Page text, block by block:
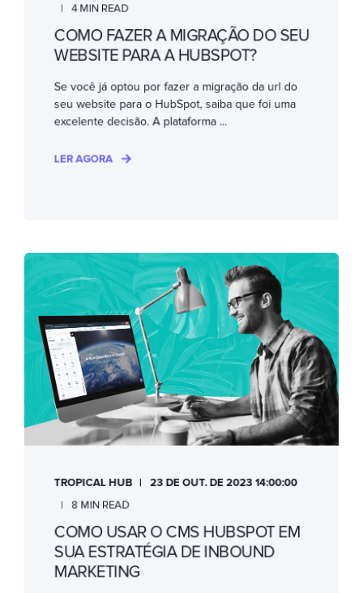
4 MIN READ
COMO FAZER A MIGRAÇÃO DO SEU
WEBSITE PARA A HUBSPOT?
Se você já optou por fazer a migração da url do
seu website para o HubSpot, saiba que foi uma
excelente decisão. A plataforma ...
LER AGORA
TROPICAL HUB
23 DE OUT. DE 2023 14:00:00
8 MIN READ
COMO USAR O CMS HUBSPOT EM
SUA ESTRATÉGIA DE INBOUND
MARKETING